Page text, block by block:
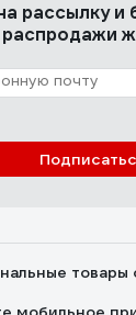
рассылкуи
распродажи
товары